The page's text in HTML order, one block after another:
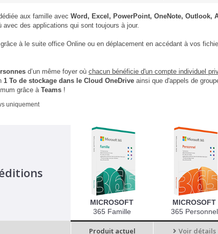
aux famille avec Word, Excel, PowerPoint, OneNote, Outlook,
avec des applications qui sont toujours à jour.
à le suite office Online ou en déplacement en accédant à vos
d’un même foyer où chacun bénéficie d'un compte individuel
1 To de stockage dans le Cloud OneDrive ainsi que d'appels de
grâce à Teams !
uniquement
MICROSOFT
365 Famille
MICROSOFT
365 Personnel
Produit actuel Voir détails